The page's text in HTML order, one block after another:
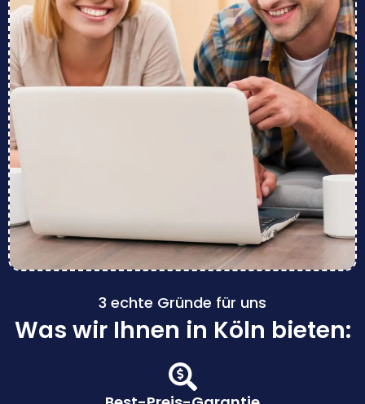
3 echte Gründe für uns
Was wir Ihnen in Köln bieten: